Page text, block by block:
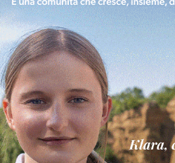
Più lette
Figline Incisa Valdarno 1 Agosto
Piscina di Figline
Pnrr, il gruppo di Fratelli
ringraziamento al